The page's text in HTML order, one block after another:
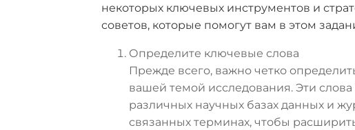
некоторых ключевых инструментов и
советов, которые помогут вам в этом
Определите ключевые слова
Прежде всего, важно четко
вашей темой исследования. Эти
различных научных базах данных и
связанных терминах, чтобы